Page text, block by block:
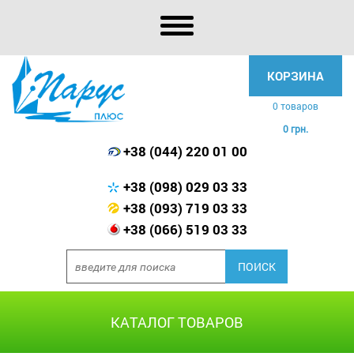
КОРЗИНА
0 товаров
0 грн.
+38 (044) 220 01 00
+38 (098) 029 03 33
+38 (093) 719 03 33
+38 (066) 519 03 33
КАТАЛОГ ТОВАРОВ